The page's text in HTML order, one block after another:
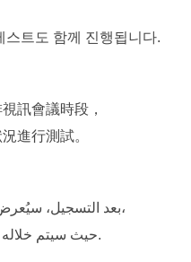
스트도 함께 진행됩니다.
訊會議時段，
進行測試。
بعد التسجيل، سيُعرض عليك موعدٌ لعقد مؤتمر الفيديو،
حيث سيتم خلاله أيضاً اختبار النقل التقني للإشارة.